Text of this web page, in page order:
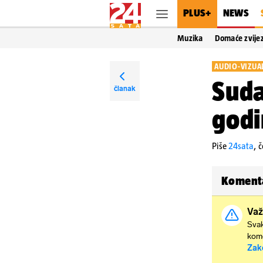
PLUS+ NEWS
Muzika Domaće
članak
AUDIO-
Piše24sata,